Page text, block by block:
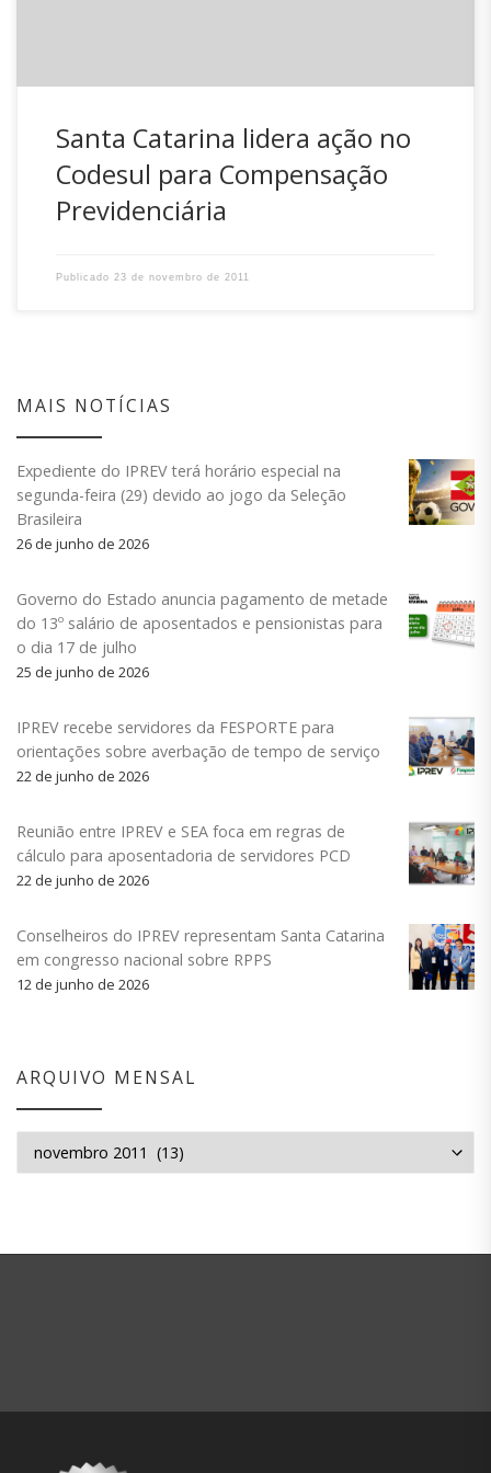
Santa Catarina lidera ação no
Codesul para Compensação
Previdenciária
Publicado 23 de novembro de 2011
MAIS NOTÍCIAS
Expediente do IPREV terá horário especial na
segunda-feira (29) devido ao jogo da Seleção
Brasileira
26 de junho de 2026
Governo do Estado anuncia pagamento de metade
do 13º salário de aposentados e pensionistas para
o dia 17 de julho
25 de junho de 2026
IPREV recebe servidores da FESPORTE para
orientações sobre averbação de tempo de serviço
22 de junho de 2026
Reunião entre IPREV e SEA foca em regras de
cálculo para aposentadoria de servidores PCD
22 de junho de 2026
Conselheiros do IPREV representam Santa Catarina
em congresso nacional sobre RPPS
12 de junho de 2026
ARQUIVO MENSAL